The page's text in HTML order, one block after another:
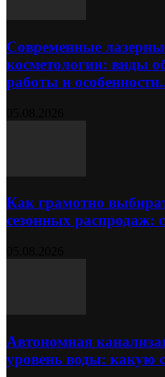
Современные
косметологии: виды
работы и
Как грамотно
сезонных распродаж:
Автономная
уровень воды: какую